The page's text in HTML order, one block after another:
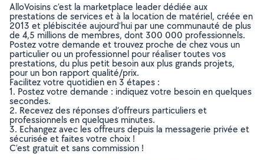
AlloVoisins c’est la marketplace leader dédiée aux
prestations de services et à la location de matériel, créée en
2013 et plébiscitée aujourd’hui par une communauté de plus
de 4,5 millions de membres, dont 300 000 professionnels.
Postez votre demande et trouvez proche de chez vous un
particulier ou un professionnel pour réaliser toutes vos
prestations, du plus petit besoin aux plus grands projets,
pour un bon rapport qualité/prix.
Facilitez votre quotidien en 3 étapes :
1. Postez votre demande : indiquez votre besoin en quelques
secondes.
2. Recevez des réponses d’offreurs particuliers et
professionnels en quelques minutes.
3. Echangez avec les offreurs depuis la messagerie privée et
sécurisée et faites votre choix !
C’est gratuit et sans commission !